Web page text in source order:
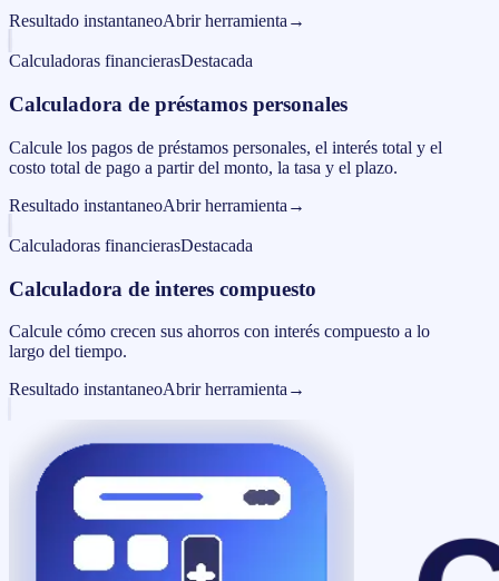
Resultado instantaneoAbrir herramienta →
Calculadoras financierasDestacada
Calculadora de préstamos personales
Calcule los pagos de préstamos personales, el interés total y el
costo total de pago a partir del monto, la tasa y el plazo.
Resultado instantaneoAbrir herramienta →
Calculadoras financierasDestacada
Calculadora de interes compuesto
Calcule cómo crecen sus ahorros con interés compuesto a lo
largo del tiempo.
Resultado instantaneoAbrir herramienta →